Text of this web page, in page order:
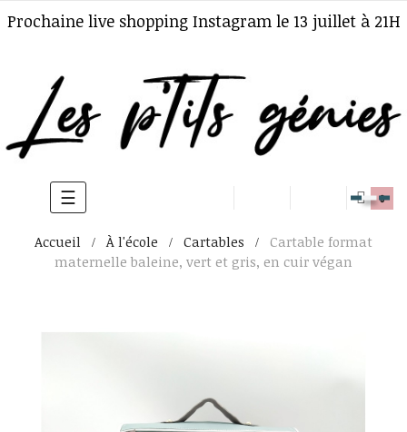
Prochaine live shopping Instagram le 13 juillet à 21H
Basculer
navigation
☰ 0
Accueil À l'école Cartables
Cartable format
maternelle baleine, vert et gris, en cuir végan